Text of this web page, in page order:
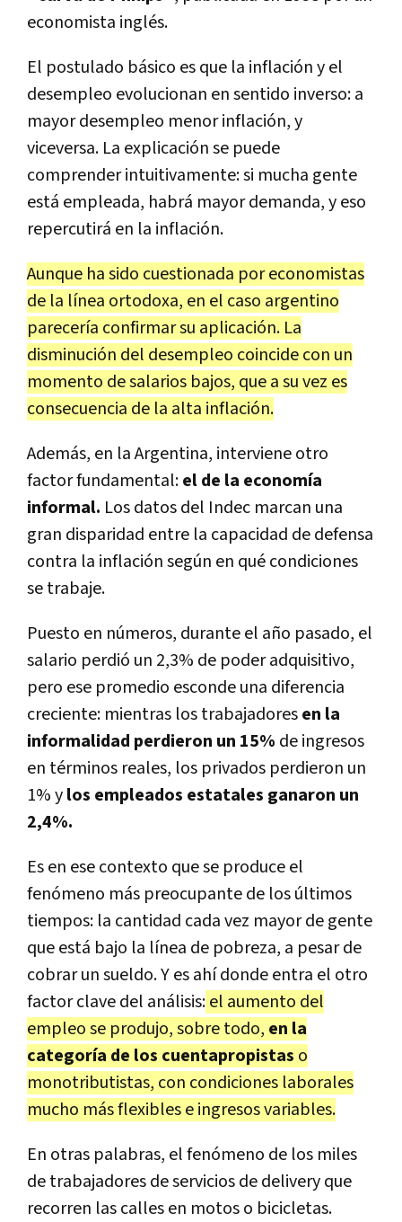
economista inglés.
El postulado básico es que la inflación y el
desempleo evolucionan en sentido inverso: a
mayor desempleo menor inflación, y
viceversa. La explicación se puede
comprender intuitivamente: si mucha gente
está empleada, habrá mayor demanda, y eso
repercutirá en la inflación.
Aunque ha sido cuestionada por economistas
de la línea ortodoxa, en el caso argentino
parecería confirmar su aplicación. La
disminución del desempleo coincide con un
momento de salarios bajos, que a su vez es
consecuencia de la alta inflación.
Además, en la Argentina, interviene otro
factor fundamental:el de la economía
informal. Los datos del Indec marcan una
gran disparidad entre la capacidad de defensa
contra la inflación según en qué condiciones
se trabaje.
Puesto en números, durante el año pasado, el
salario perdió un 2,3% de poder adquisitivo,
pero ese promedio esconde una diferencia
creciente: mientras los trabajadoresen la
informalidad perdieron un 15% de ingresos
en términos reales, los privados perdieron un
1% ylos empleados estatales ganaron un
2,4%.
Es en ese contexto que se produce el
fenómeno más preocupante de los últimos
tiempos: la cantidad cada vez mayor de gente
que está bajo la línea de pobreza, a pesar de
cobrar un sueldo. Y es ahí donde entra el otro
factor clave del análisis:el aumento del
empleo se produjo, sobre todo, en la
categoría de los cuentapropistas o
monotributistas, con condiciones laborales
mucho más flexibles e ingresos variables.
En otras palabras, el fenómeno de los miles
de trabajadores de servicios de delivery que
recorren las calles en motos o bicicletas.